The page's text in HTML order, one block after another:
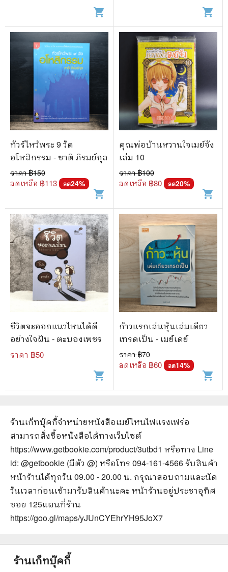
shopping_cart shopping_cart
ทัวร์ไหว้พระ 9 วัด
อโหสิกรรม - ชาติ ภิรมย์กุล
ราคา ฿150
ลดเหลือ ฿113 ลด24%
shopping_cart
คุณพ่อบ้านหวานใจเมย์จัง
เล่ม 10
ราคา ฿100
ลดเหลือ ฿80 ลด20%
shopping_cart
ชีวิตจะออกแนวไหนได้ดี
อย่างใจฝัน - ตะบองเพชร
ราคา ฿50
shopping_cart
ก้าวแรกเล่นหุ้นเล่มเดียว
เทรดเป็น - เมย์เดย์
ราคา ฿70
ลดเหลือ ฿60 ลด14%
shopping_cart
ร้านเก็ทบุ๊คกี้จำหน่ายหนังสือเมย์ไหนไฟแรงเฟร่อ
สามารถสั่งซื้อหนังสือได้ทางเว็บไซต์
https://www.getbookie.com/product/3utbd1 หรือทาง Line
id: @getbookie (มีตัว @) หรือโทร 094-161-4566 รับสินค้า
หน้าร้านได้ทุกวัน 09.00 - 20.00 น. กรุณาสอบถามและนัด
วันเวลาก่อนเข้ามารับสินค้านะคะ หน้าร้านอยู่ประชาอุทิศ
ซอย 125แผนที่ร้าน
https://goo.gl/maps/yJUnCYEhrYH95JoX7
ร้านเก็ทบุ๊คกี้